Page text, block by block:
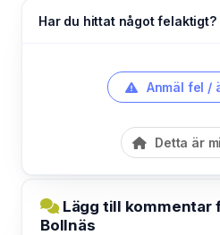
Har du hittat något felaktigt?
Anmäl fel /
Detta är
Lägg till kommentar
Bollnäs